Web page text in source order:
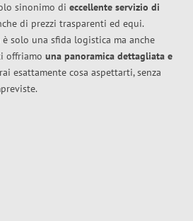
sinonimo di eccellente servizio di
di prezzi trasparenti ed equi.
è solo una sfida logistica ma anche
offriamo una panoramica dettagliata e
esattamente cosa aspettarti, senza